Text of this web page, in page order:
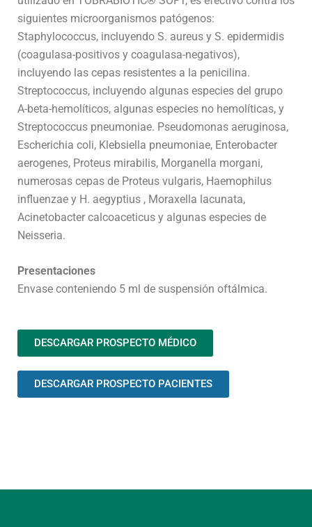
siguientes microorganismos patógenos:
Staphylococcus, incluyendo S. aureus y S. epidermidis
(coagulasa-positivos y coagulasa-negativos),
incluyendo las cepas resistentes a la penicilina.
Streptococcus, incluyendo algunas especies del grupo
A-beta-hemolíticos, algunas especies no hemolíticas, y
Streptococcus pneumoniae. Pseudomonas aeruginosa,
Escherichia coli, Klebsiella pneumoniae, Enterobacter
aerogenes, Proteus mirabilis, Morganella morgani,
numerosas cepas de Proteus vulgaris, Haemophilus
influenzae y H. aegyptius , Moraxella lacunata,
Acinetobacter calcoaceticus y algunas especies de
Neisseria.
Presentaciones
Envase conteniendo 5 ml de suspensión oftálmica.
DESCARGAR PROSPECTO MÉDICO
DESCARGAR PROSPECTO PACIENTES